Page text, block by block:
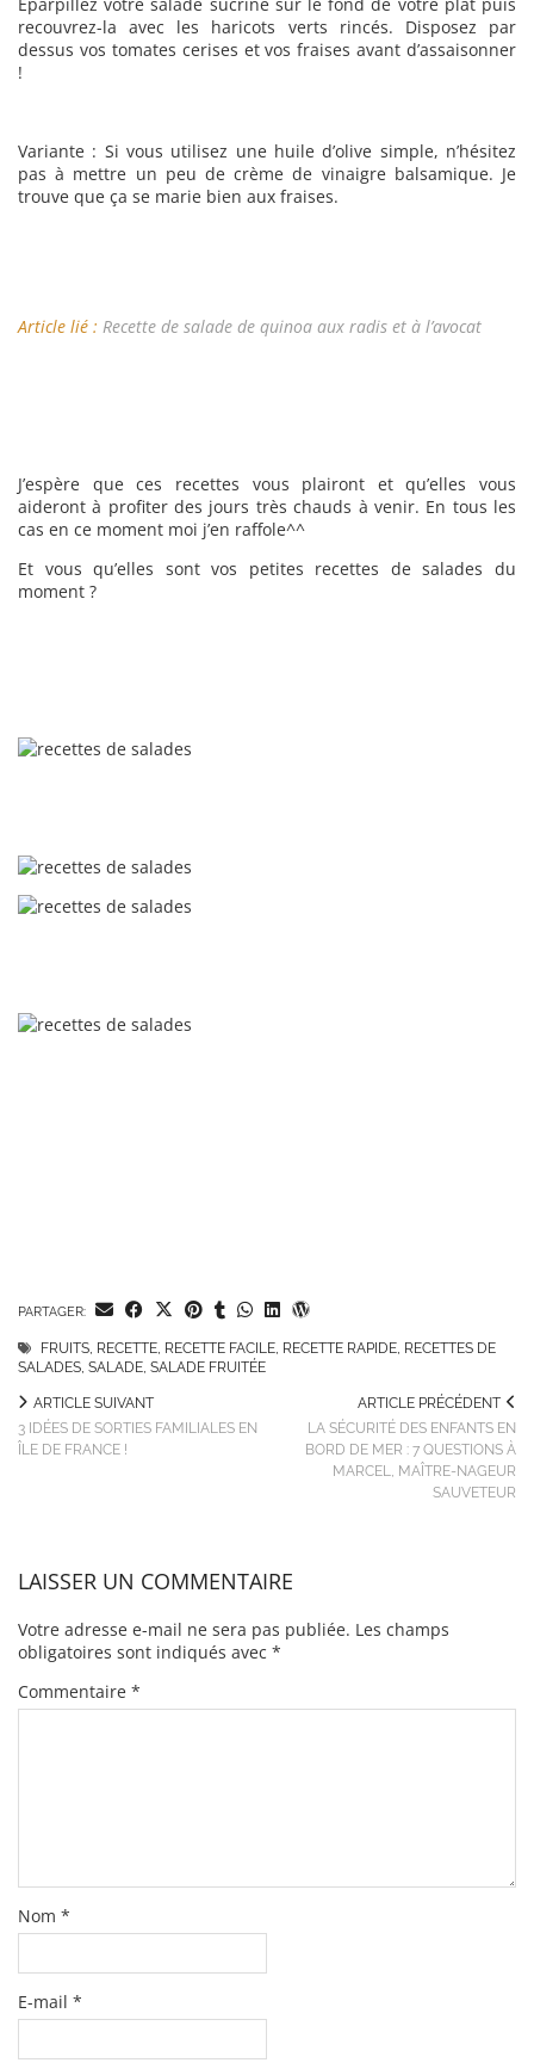
recouvrez-la avec les haricots verts rincés. Disposez par
dessus vos tomates cerises et vos fraises avant d’assaisonner
!
Variante : Si vous utilisez une huile d’olive simple, n’hésitez
pas à mettre un peu de crème de vinaigre balsamique. Je
trouve que ça se marie bien aux fraises.
Article lié : Recette de salade de quinoa aux radis et à l’avocat
J’espère que ces recettes vous plairont et qu’elles vous
aideront à profiter des jours très chauds à venir. En tous les
cas en ce moment moi j’en raffole^^
Et vous qu’elles sont vos petites recettes de salades du
moment ?
PARTAGER:
FRUITS, RECETTE, RECETTE FACILE, RECETTE RAPIDE, RECETTES DE
SALADES, SALADE, SALADE FRUITÉE
ARTICLE PRÉCÉDENT
LA SÉCURITÉ DES ENFANTS EN
BORD DE MER : 7 QUESTIONS À
MARCEL, MAÎTRE-NAGEUR
SAUVETEUR
ARTICLE SUIVANT
3 IDÉES DE SORTIES FAMILIALES EN
ÎLE DE FRANCE !
LAISSER UN COMMENTAIRE
Votre adresse e-mail ne sera pas publiée. Les champs
obligatoires sont indiqués avec *
Commentaire *
Nom *
E-mail *